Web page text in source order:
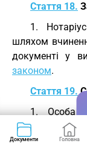
Стаття 18.
1.
шляхом
документі у
законом.
Стаття 19.
1. Особа
цивільного
протиправних
Документи Головна